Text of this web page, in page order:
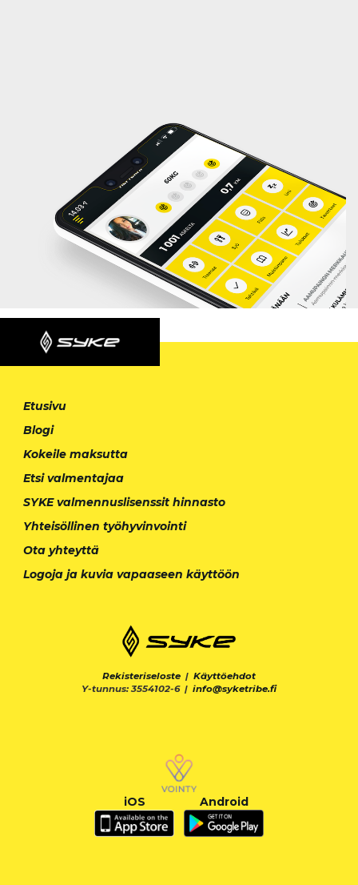
Etusivu
Blogi
Kokeile maksutta
Etsi valmentajaa
SYKE valmennuslisenssit hinnasto
Yhteisöllinen työhyvinvointi
Ota yhteyttä
Logoja ja kuvia vapaaseen käyttöön
Rekisteriseloste | Käyttöehdot
Y-tunnus: 3554102-6 | info@syketribe.fi
iOS Android